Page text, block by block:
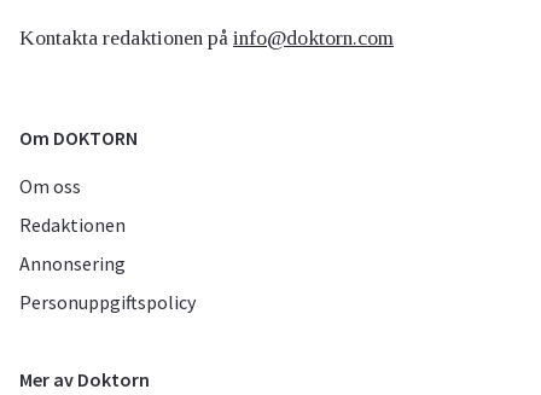
Kontakta redaktionen på info@doktorn.com
Om DOKTORN
Om oss
Redaktionen
Annonsering
Personuppgiftspolicy
Mer av Doktorn